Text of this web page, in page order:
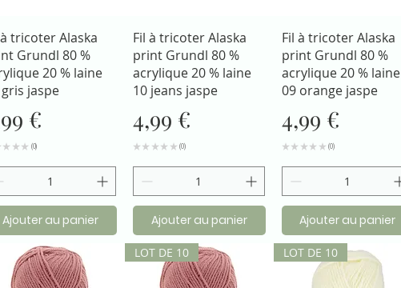
Aperçu rapide
tricoter Alaska
Grundl 80 %
20 % laine
jaspe
€
★ ★ ★ 0
0
Ajouter au panier
Aperçu rapide
Fil à tricoter Alaska
print Grundl 80 %
acrylique 20 % laine
10 jeans jaspe
Prix
4,99 €
★ ★ ★ ★ ★ 0
0
Ajouter au panier
Aperçu rapide
Fil à tricoter Alaska
print Grundl 80 %
acrylique 20 % laine
09 orange jaspe
Prix
4,99 €
★ ★ ★ ★ ★ 0
0
Ajouter au panier
LOT DE 10 LOT DE 10